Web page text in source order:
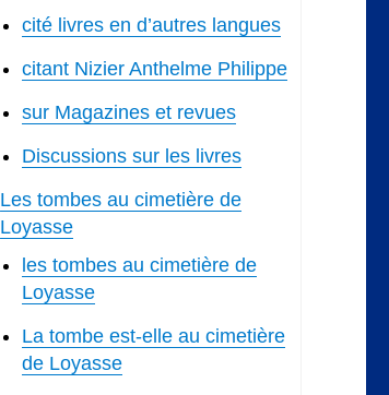
cité livres en d’autres langues
citant Nizier Anthelme Philippe
sur Magazines et revues
Discussions sur les livres
Les tombes au cimetière de
Loyasse
les tombes au cimetière de
Loyasse
La tombe est-elle au cimetière
de Loyasse